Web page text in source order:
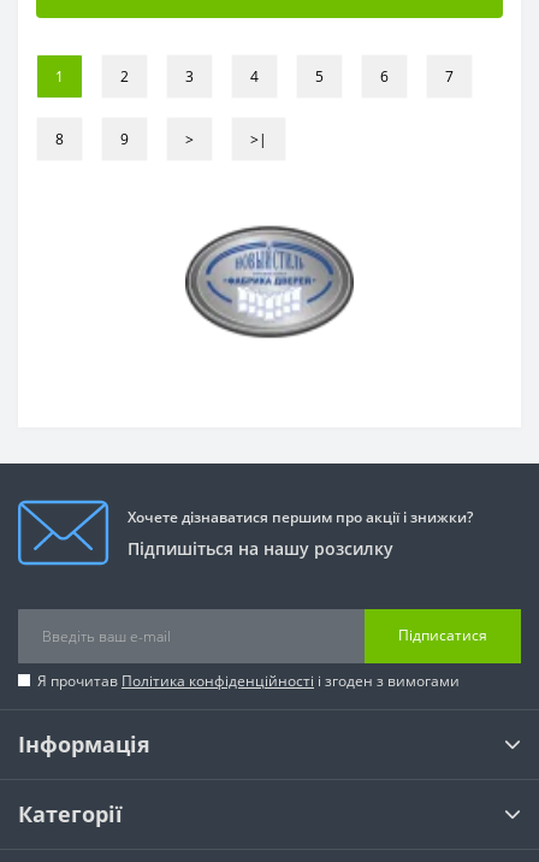
1 2 3 4 5 6 7
8 9 > >|
Хочете дізнаватися першим про акції і знижки?
Підпишіться на нашу розсилку
Підписатися
Я прочитав Політика конфіденційності і згоден з вимогами
Інформація
Категорії